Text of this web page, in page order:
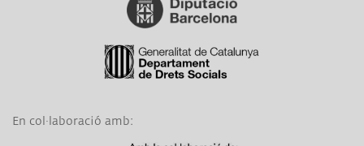
Link a Generalitat de Catalunya
En col·laboració amb: